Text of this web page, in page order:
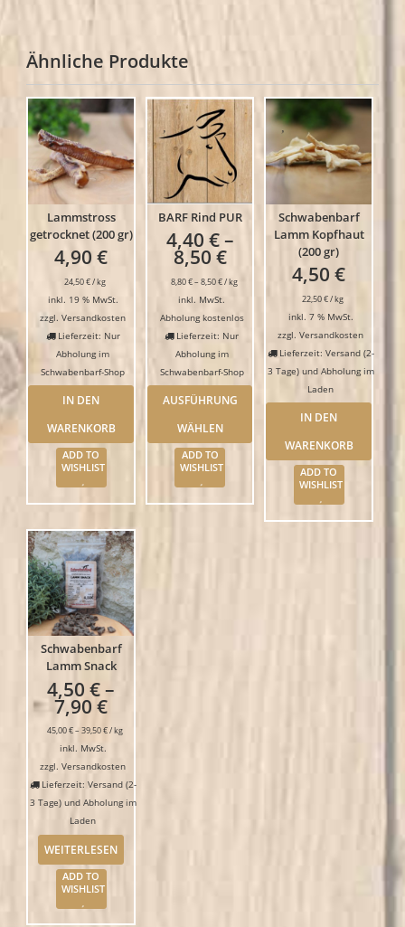
Ähnliche Produkte
Lammstross
getrocknet (200 gr)
4,90€
24,50€/kg
inkl. 19 % MwSt.
zzgl.Versandkosten
Lieferzeit: Nur
Abholung im
Schwabenbarf-Shop
IN DEN
WARENKORB
ADD TO
WISHLIST
BARF Rind PUR
4,40 €–
8,50 €
8,80€– 8,50€/kg
inkl. MwSt.
Abholung kostenlos
Lieferzeit: Nur
Abholung im
Schwabenbarf-Shop
AUSFÜHRUNG
WÄHLEN
ADD TO
WISHLIST
Schwabenbarf
Lamm Kopfhaut
(200 gr)
4,50€
22,50€/kg
inkl. 7 % MwSt.
zzgl.Versandkosten
Lieferzeit: Versand (2-
3 Tage) und Abholung im
Laden
IN DEN
WARENKORB
ADD TO
WISHLIST
Schwabenbarf
Lamm Snack
4,50€–
7,90€
45,00€–39,50€/kg
inkl. MwSt.
zzgl.Versandkosten
Lieferzeit: Versand (2-
3 Tage) und Abholung im
Laden
WEITERLESEN
ADD TO
WISHLIST